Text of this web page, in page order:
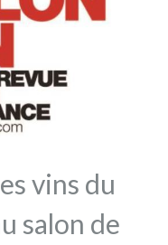
vins du
salon de